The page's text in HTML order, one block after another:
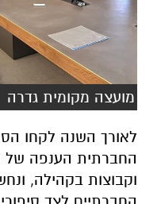
מועצה מקומית גדרה
לאורך השנה לקחו
החברתית הענפה של
וקבוצות בקהילה,